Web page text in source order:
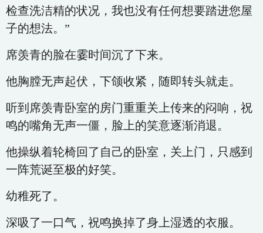
检查洗洁精的状况，我也没有任何想要踏进您屋
子的想法。”
席羡青的脸在霎时间沉了下来。
他胸膛无声起伏，下颌收紧，随即转头就走。
听到席羡青卧室的房门重重关上传来的闷响，祝
鸣的嘴角无声一僵，脸上的笑意逐渐消退。
他操纵着轮椅回了自己的卧室，关上门，只感到
一阵荒诞至极的好笑。
幼稚死了。
深吸了一口气，祝鸣换掉了身上湿透的衣服。